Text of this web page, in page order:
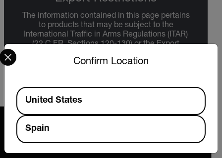
The information contained in this page pertains
to products that may be subject to the
International Traffic in Arms Regulations (ITAR)
(22 C.F.R. Sections 120-130) or the Export
Sections 730-774) depending upon
Confirm Location
Select your preferred country and language from the
Available Locations
United States
Spain